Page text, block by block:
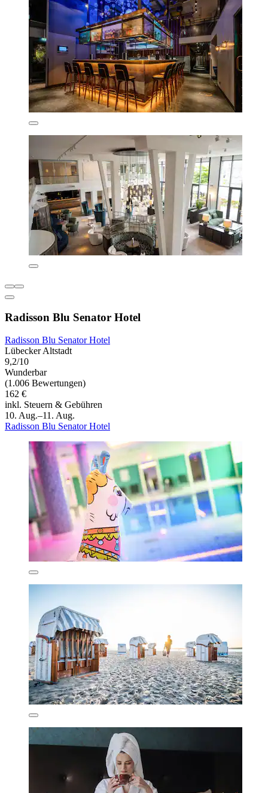
Radisson Blu Senator Hotel
Radisson Blu Senator Hotel
Lübecker Altstadt
9,2/10
Wunderbar
(1.006 Bewertungen)
162 €
inkl. Steuern & Gebühren
10. Aug.–11. Aug.
Radisson Blu Senator Hotel